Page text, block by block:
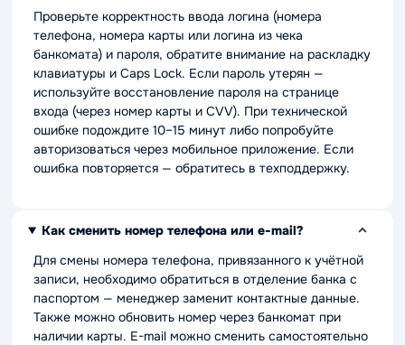
Проверьте корректность ввода логина (номера
телефона, номера карты или логина из чека
банкомата) и пароля, обратите внимание на раскладку
клавиатуры и Caps Lock. Если пароль утерян —
используйте восстановление пароля на странице
входа (через номер карты и CVV). При технической
ошибке подождите 10–15 минут либо попробуйте
авторизоваться через мобильное приложение. Если
ошибка повторяется — обратитесь в техподдержку.
Как сменить номер телефона или e-mail?
Для смены номера телефона, привязанного к учётной
записи, необходимо обратиться в отделение банка с
паспортом — менеджер заменит контактные данные.
Также можно обновить номер через банкомат при
наличии карты. E-mail можно сменить самостоятельно